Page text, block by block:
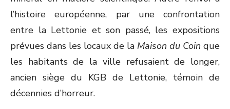
l’histoire européenne, par une confrontation
entre la Lettonie et son passé, les expositions
prévues dans les locaux de la Maison du Coin que
les habitants de la ville refusaient de longer,
ancien siège du KGB de Lettonie, témoin de
décennies d’horreur.